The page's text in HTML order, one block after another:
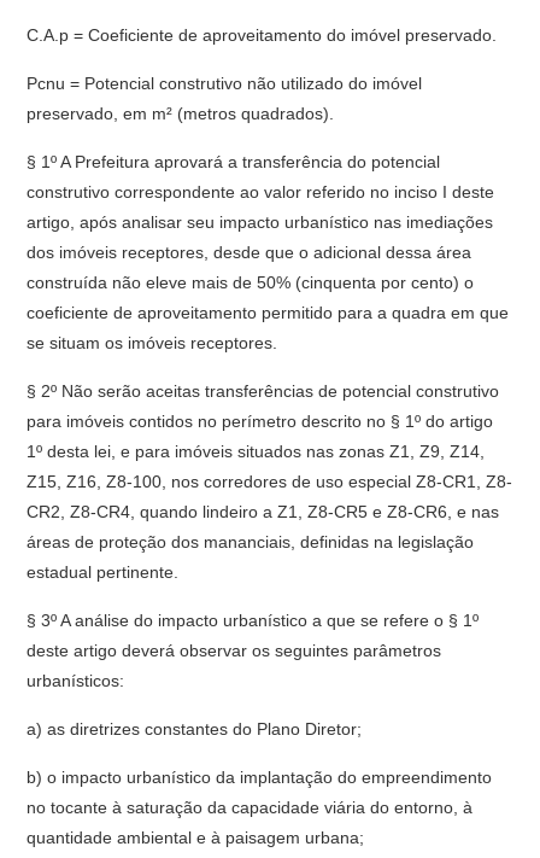
C.A.p = Coeficiente de aproveitamento do imóvel preservado.
Pcnu = Potencial construtivo não utilizado do imóvel
preservado, em m² (metros quadrados).
§ 1º A Prefeitura aprovará a transferência do potencial
construtivo correspondente ao valor referido no inciso I deste
artigo, após analisar seu impacto urbanístico nas imediações
dos imóveis receptores, desde que o adicional dessa área
construída não eleve mais de 50% (cinquenta por cento) o
coeficiente de aproveitamento permitido para a quadra em que
se situam os imóveis receptores.
§ 2º Não serão aceitas transferências de potencial construtivo
para imóveis contidos no perímetro descrito no § 1º do artigo
1º desta lei, e para imóveis situados nas zonas Z1, Z9, Z14,
Z15, Z16, Z8-100, nos corredores de uso especial Z8-CR1, Z8-
CR2, Z8-CR4, quando lindeiro a Z1, Z8-CR5 e Z8-CR6, e nas
áreas de proteção dos mananciais, definidas na legislação
estadual pertinente.
§ 3º A análise do impacto urbanístico a que se refere o § 1º
deste artigo deverá observar os seguintes parâmetros
urbanísticos:
a) as diretrizes constantes do Plano Diretor;
b) o impacto urbanístico da implantação do empreendimento
no tocante à saturação da capacidade viária do entorno, à
quantidade ambiental e à paisagem urbana;